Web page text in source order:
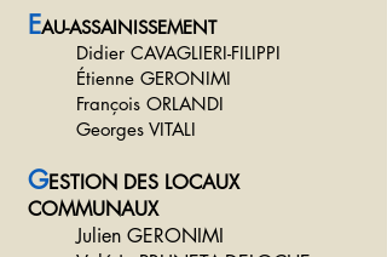
EAU-ASSAINISSEMENT
Didier CAVAGLIERI-FILIPPI
Étienne GERONIMI
François ORLANDI
Georges VITALI
GESTION DES LOCAUX
COMMUNAUX
Julien GERONIMI